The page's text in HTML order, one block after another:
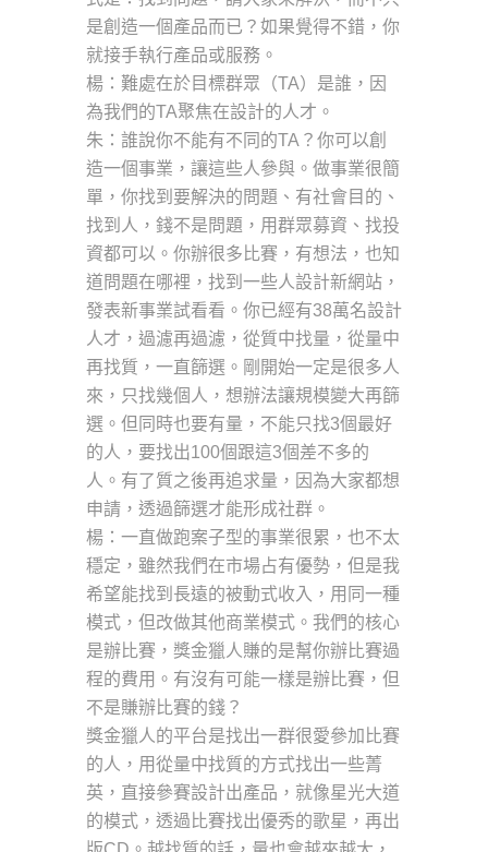
是創造一個產品而已？如果覺得不錯，你
就接手執行產品或服務。
楊：難處在於目標群眾（TA）是誰，因
為我們的TA聚焦在設計的人才。
朱：誰說你不能有不同的TA？你可以創
造一個事業，讓這些人參與。做事業很簡
單，你找到要解決的問題、有社會目的、
找到人，錢不是問題，用群眾募資、找投
資都可以。你辦很多比賽，有想法，也知
道問題在哪裡，找到一些人設計新網站，
發表新事業試看看。你已經有38萬名設計
人才，過濾再過濾，從質中找量，從量中
再找質，一直篩選。剛開始一定是很多人
來，只找幾個人，想辦法讓規模變大再篩
選。但同時也要有量，不能只找3個最好
的人，要找出100個跟這3個差不多的
人。有了質之後再追求量，因為大家都想
申請，透過篩選才能形成社群。
楊：一直做跑案子型的事業很累，也不太
穩定，雖然我們在市場占有優勢，但是我
希望能找到長遠的被動式收入，用同一種
模式，但改做其他商業模式。我們的核心
是辦比賽，獎金獵人賺的是幫你辦比賽過
程的費用。有沒有可能一樣是辦比賽，但
不是賺辦比賽的錢？
獎金獵人的平台是找出一群很愛參加比賽
的人，用從量中找質的方式找出一些菁
英，直接參賽設計出產品，就像星光大道
的模式，透過比賽找出優秀的歌星，再出